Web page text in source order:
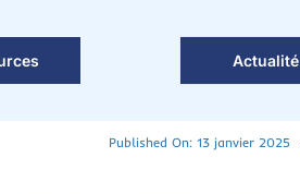
Actualité
Published On: 13 janvier 2025